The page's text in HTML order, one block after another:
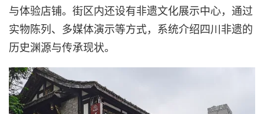
与体验店铺。街区内还设有非遗文化展示中心，通过
实物陈列、多媒体演示等方式，系统介绍四川非遗的
历史渊源与传承现状。